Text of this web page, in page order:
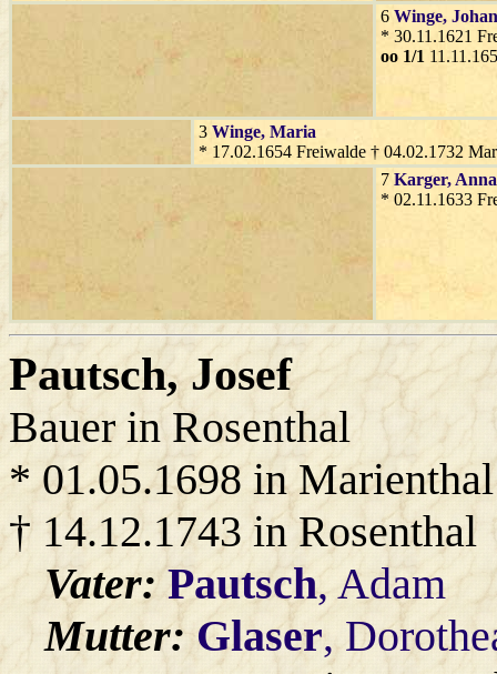
6 Winge,
* 30.11.1621
oo 1/1
3 Winge, Maria
* 17.02.1654 Freiwalde † 04.02.1732
7 Karger, Anna
* 02.11.1633
Pautsch, Josef
Bauer in Rosenthal
* 01.05.1698 in Marienthal
† 14.12.1743 in Rosenthal
Vater:Pautsch, Adam
Mutter:Glaser,